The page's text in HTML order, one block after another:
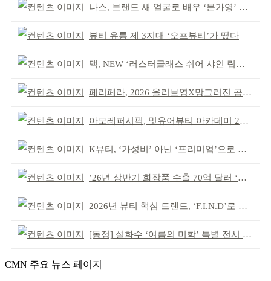
나스, 브랜드 새 얼굴로 배우 ‘문가영’ 발탁
뷰티 유통 제 3지대 ‘오프뷰티’가 떴다
맥, NEW ‘러스터글래스 쉬어 샤인 립스틱’ 출시
페리페라, 2026 올리브영X망그러진 곰 콜라보
아모레퍼시픽, 밋유어뷰티 아카데미 2기 발대식
K뷰티, ‘가성비’ 아닌 ‘프리미엄’으로 승부걸어야
’26년 상반기 화장품 수출 70억 달러 ‘역대 최고’
2026년 뷰티 핵심 트렌드, ‘F.I.N.D’로 읽는다
[동정] 설화수 ‘여름의 미학’ 특별 전시 개최
CMN 주요 뉴스 페이지